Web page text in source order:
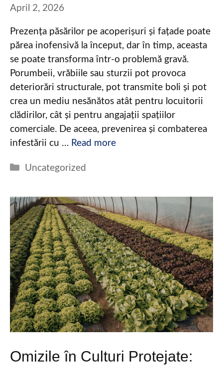
April 2, 2026
Prezența păsărilor pe acoperișuri și fațade poate
părea inofensivă la început, dar în timp, aceasta
se poate transforma într-o problemă gravă.
Porumbeii, vrăbiile sau sturzii pot provoca
deteriorări structurale, pot transmite boli și pot
crea un mediu nesănătos atât pentru locuitorii
clădirilor, cât și pentru angajații spațiilor
comerciale. De aceea, prevenirea și combaterea
infestării cu … Read more
Categories
Uncategorized
Omizile în Culturi Protejate: